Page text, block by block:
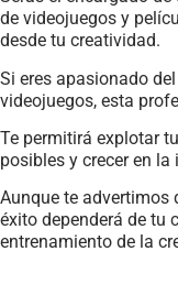
de videojuegos y
desde tu creatividad.
Si eres apasionado
videojuegos, esta
Te permitirá explotar
posibles y crecer en la
Aunque te advertimos
éxito dependerá de tu
entrenamiento de la